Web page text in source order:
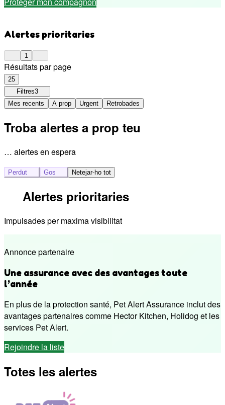
Alertes prioritaries
1
Résultats par page
25
Filtres3
Mes recents
A prop Urgent Retrobades
Troba alertes a prop teu
… alertes en espera
Perdut Gos Netejar-ho tot
Alertes prioritaries
Impulsades per maxima visibilitat
Annonce partenaire
Une assurance avec des avantages toute
l’année
En plus de la protection santé, Pet Alert Assurance inclut des
avantages partenaires comme Hector Kitchen, Holidog et les
services Pet Alert.
Rejoindre la liste
Totes les alertes